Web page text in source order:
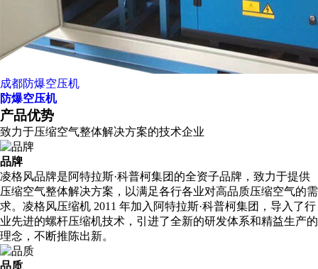
成都防爆空压机
防爆空压机
产品优势
致力于压缩空气整体解决方案的技术企业
品牌
凌格风品牌是阿特拉斯·科普柯集团的全资子品牌，致力于提供
压缩空气整体解决方案，以满足各行各业对高品质压缩空气的需
求。凌格风压缩机 2011 年加入阿特拉斯·科普柯集团，导入了行
业先进的螺杆压缩机技术，引进了全新的研发体系和精益生产的
理念，不断推陈出新。
品质